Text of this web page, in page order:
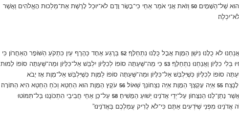
שֶׁל־הַשָּׁמָיִם׃50 וְזֹאת אֲנִי אֹמֵר אַחַי כִּי־בָשָׂר וָדָם לֹא־יוּכַל לָרֶשֶׁת אֶת־מַלְכוּת הָאֱלֹהִים וַאֲשֶׁר
לֹא כֻלָּנוּ נִישַׁן הַמָּוֶת אֲבָל כֻּלָּנוּ נִתְחַלָּף׃52 בְּרֶגַע אֶחָד כְּהֶרֶף עַיִן כִּתְקֹעַ הַשּׁוֹפָר הָאַחֲרוֹן כִּי
בְּלִי כִלָּיוֹן וַאֲנַחְנוּ נִתְחַלָּף׃53 כִּי מַה־שֶּׁעַתָּה סוֹפוֹ לְכִלָּיוֹן יִלְבַּשׁ אַל־כִּלָּיוֹן וּמַה־שֶּׁעַתָּה סוֹפוֹ לָמוּת
סוֹפוֹ לְכִלָּיוֹן כְּשֶׁיִּלְבַּשׁ אַל־כִּלָּיוֹן וּמַה־שֶּׁעַתָּה סוֹפוֹ לַמָּוֶת כְּשֶׁיִּלְבַּשׁ אַל־מָוֶת אָז יָבֹא
55 אַיֵּה עָקְצְךָ הַמָּוֶת אַיֵּה נִצְחוֹנֵךְ שְׁאוֹל׃56 עֹקֶץ הַמָּוֶת הוּא הַחֵטְא וְכֹחַ הַחֵטְא הִיא הַתּוֹרָה׃
נָתַן־לָנוּ הַנִּצָּחוֹן עַל־יְדֵי אֲדֹנֵינוּ יֵשׁוּעַ הַמָּשִׁיחַ׃58 עַל־כֵּן אַחַי חֲבִיבַי הִתְכּוֹנֲנוּ בַּל־תִּמּוֹטוּ
מִפְּנֵי שֶׁיֹּדְעִים אַתֶּם כִּי־לֹא לָרִיק עֲמַלְכֶם בַּאֲדֹנֵינוּ׃”